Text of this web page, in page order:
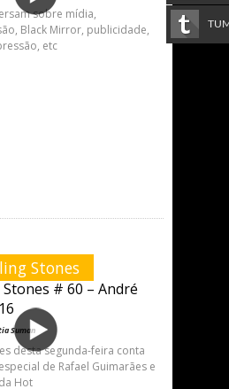
sobre mídia,
Black Mirror, publicidade,
etc
Stones
Stones # 60 – André
Suman
desta segunda-feira conta
de Rafael Guimarães e
Hot